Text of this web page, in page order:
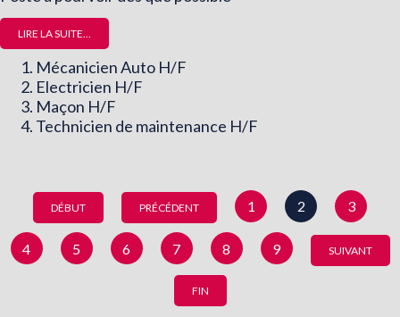
LIRE LA SUITE...
Mécanicien Auto H/F
Electricien H/F
Maçon H/F
Technicien de maintenance H/F
DÉBUT PRÉCÉDENT 1 2 3
4 5 6 7 8 9 SUIVANT
FIN